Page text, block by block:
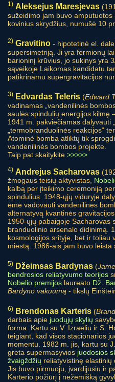
1) Aleksejus Maresjevas
sužeidimo jam buvo
kovinius skrydžius, numušė 10
2) Gravitino - hipotetinė el.
supersimetriją. Ji yra fermionų
barioninį krūvius, jo sukinys yra
sąveikoje Laikomas kandidatu
patikrinamu supergravitacijos
3) Edvardas Teleris (Edward
vadinamas „vandenilinės
saulės spindulių energijos kilmę
1941 m. pakviečiamas dalyvauti
„termobranduolinės reakcijos“
Atominė bomba atliktų tik
vandenilinės bombos projekte.
Taip pat skaitykite >>>>>
4) Andrejus Sacharovas
žmogaus teisių aktyvistas,
kalbą per įteikimo ceremoniją
spindulius. 1948-ųjų viduryje
ėmė vadovauti vandenilinės
alternatyvą kvantinės
1950-ųjų pabaigoje Sacharovas
branduolinio arsenalo didinimą.
kosmologijos srityje, bet ir toliau
miestą. 1986-ais jam buvo leista
5) Džeimsas Bardynas (
bendrosios reliatyvumo teorijos
Nobelio premijos laureato Dž.
Bardyno vakuumą - tikslų
6) Brendonas Karteris (
darbais apie juodųjų skylių
forma. Kartu su V. Izraeliu ir S.
teigiant, kad visos stacionarios
momentu. 1982 m. jis, kartu su
greta supermasyvios juodosios
žvaigždžių reliatyvistinę elastinių
Jis buvo pirmuoju, įvardijusiu ir
Karterio požiūrį į nežemišką